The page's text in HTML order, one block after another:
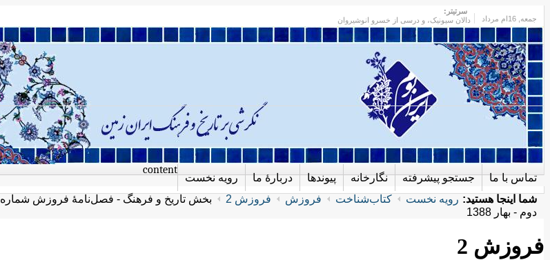
جمعه
سرتیتر:
دالان سیونیک، و درسی از خسرو انوشیروان
رویه نخست دربارهٔ ما پیوندها نگارخانه جستجو پیشرفته تماس با ما
content
شما اینجا هستید: رویه نخست کتاب‌شناخت فروزش فروزش 2
بخش تاریخ و فرهنگ - فصل‌نامۀ فروزش شماره
دوم - بهار 1388
فروزش 2